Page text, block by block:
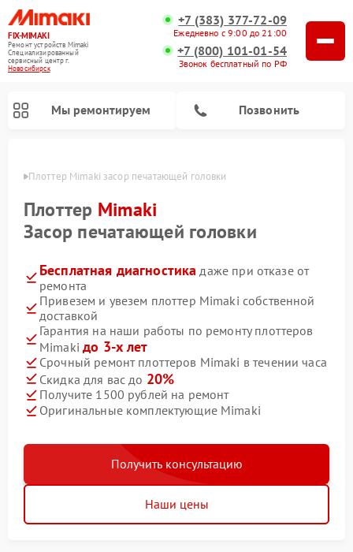
FIX-MIMAKI
Ремонт устройств Mimaki
Специализированный
cервисный центр г.
Новосибирск
+7 (383) 377-72-09
Ежедневно с 9:00 до 21:00
+7 (800) 101-01-54
Звонок бесплатный по РФ
Мы ремонтируем Позвонить
Плоттер Mimaki засор печатающей головки
Плоттер Mimaki
Засор печатающей головки
Бесплатная диагностика даже при отказе от
ремонта
Привезем и увезем плоттер Mimaki собственной
доставкой
Гарантия на наши работы по ремонту плоттеров
Mimakiдо 3-х лет
Срочный ремонт плоттеров Mimaki в течении часа
Скидка для вас до 20%
Получите 1500 рублей на ремонт
Оригинальные комплектующие Mimaki
Получить консультацию
Наши цены